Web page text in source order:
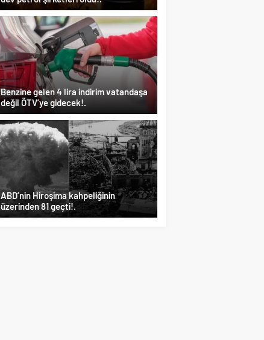
Benzine gelen 4 lira indirim vatandaşa
değil ÖTV’ye gidecek!.
ABD’nin Hiroşima kahpeliğinin
üzerinden 81 geçti!.